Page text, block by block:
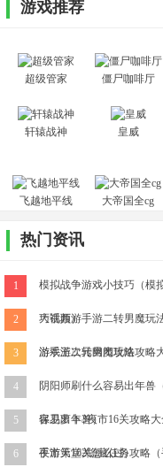
游戏推荐
超级管家 僵尸咖啡厅
轩辕战神
皇威
飞越地平线 大帝国全cg
热门资讯
1 模拟战争游戏小技巧（模
巧视频）
2 大话西游手游二转男魔玩
游手游二转男魔玩法攻略
3 游戏王次元幽闭攻略
4 阴阳师刷什么容易出年兽
容易出年兽）
5 保卫萝卜3夜市16关攻略
夜市第16关怎么过）
6 手游天堂2隐藏任务攻略